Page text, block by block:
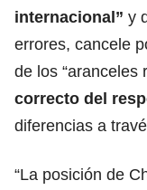
internacional” y
errores, cancele
de los “aranceles
correcto del
diferencias a
“La posición de